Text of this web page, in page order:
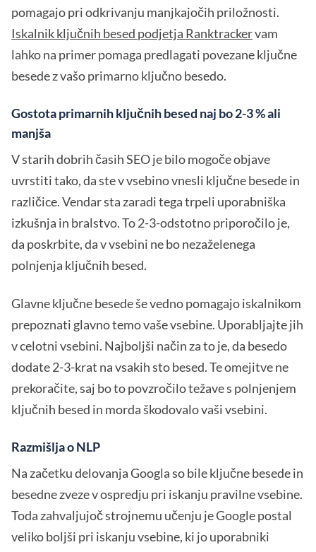
pomagajo pri odkrivanju manjkajočih priložnosti.
Iskalnik ključnih besed podjetja Ranktrackervam
lahko na primer pomaga predlagati povezane ključne
besede z vašo primarno ključno besedo.
Gostota primarnih ključnih besed naj bo 2-3 % ali
manjša
V starih dobrih časih SEO je bilo mogoče objave
uvrstiti tako, da ste v vsebino vnesli ključne besede in
različice. Vendar sta zaradi tega trpeli uporabniška
izkušnja in bralstvo. To 2-3-odstotno priporočilo je,
da poskrbite, da v vsebini ne bo nezaželenega
polnjenja ključnih besed.
Glavne ključne besede še vedno pomagajo iskalnikom
prepoznati glavno temo vaše vsebine. Uporabljajte jih
v celotni vsebini. Najboljši način za to je, da besedo
dodate 2-3-krat na vsakih sto besed. Te omejitve ne
prekoračite, saj bo to povzročilo težave s polnjenjem
ključnih besed in morda škodovalo vaši vsebini.
Razmišlja o NLP
Na začetku delovanja Googla so bile ključne besede in
besedne zveze v ospredju pri iskanju pravilne vsebine.
Toda zahvaljujoč strojnemu učenju je Google postal
veliko boljši pri iskanju vsebine, ki jo uporabniki